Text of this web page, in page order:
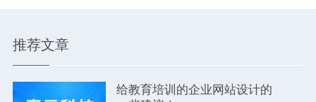
推荐文章
给教育培训的企业网站设计的